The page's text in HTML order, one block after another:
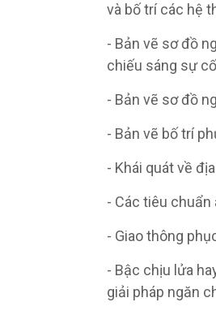
và bố trí các hệ
- Bản vẽ sơ đồ
chiếu sáng sự
- Bản vẽ sơ đồ
- Bản vẽ bố trí
- Khái quát về
- Các tiêu chuẩn
- Giao thông
- Bậc chịu lửa
giải pháp ngăn